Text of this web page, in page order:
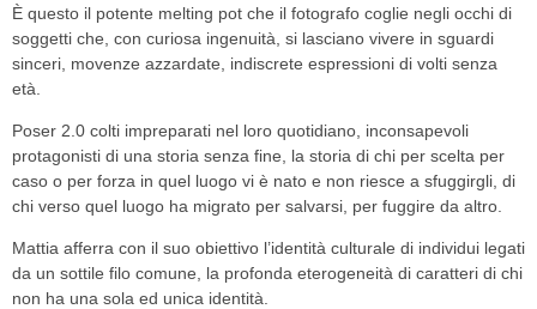
È questo il potente melting pot che il fotografo coglie negli occhi di
soggetti che, con curiosa ingenuità, si lasciano vivere in sguardi
sinceri, movenze azzardate, indiscrete espressioni di volti senza
età.
Poser 2.0 colti impreparati nel loro quotidiano, inconsapevoli
protagonisti di una storia senza fine, la storia di chi per scelta per
caso o per forza in quel luogo vi è nato e non riesce a sfuggirgli, di
chi verso quel luogo ha migrato per salvarsi, per fuggire da altro.
Mattia afferra con il suo obiettivo l’identità culturale di individui legati
da un sottile filo comune, la profonda eterogeneità di caratteri di chi
non ha una sola ed unica identità.